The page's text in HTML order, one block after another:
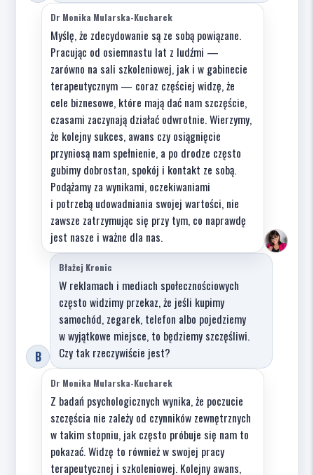
Dr Monika Mularska-Kucharek
Myślę, że zdecydowanie są ze sobą powiązane.
Pracując od osiemnastu lat z ludźmi —
zarówno na sali szkoleniowej, jak i w gabinecie
terapeutycznym — coraz częściej widzę, że
cele biznesowe, które mają dać nam szczęście,
czasami zaczynają działać odwrotnie. Wierzymy,
że kolejny sukces, awans czy osiągnięcie
przyniosą nam spełnienie, a po drodze często
gubimy dobrostan, spokój i kontakt ze sobą.
Podążamy za wynikami, oczekiwaniami
i potrzebą udowadniania swojej wartości, nie
zawsze zatrzymując się przy tym, co naprawdę
jest nasze i ważne dla nas.
B
Błażej Kronic
W reklamach i mediach społecznościowych
często widzimy przekaz, że jeśli kupimy
samochód, zegarek, telefon albo pojedziemy
w wyjątkowe miejsce, to będziemy szczęśliwi.
Czy tak rzeczywiście jest?
Dr Monika Mularska-Kucharek
Z badań psychologicznych wynika, że poczucie
szczęścia nie zależy od czynników zewnętrznych
w takim stopniu, jak często próbuje się nam to
pokazać. Widzę to również w swojej pracy
terapeutycznej i szkoleniowej. Kolejny awans,